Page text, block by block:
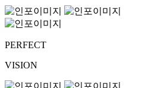
PERFECT
VISION